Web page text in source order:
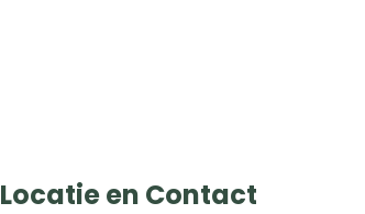
aantal
Locatie en Contact